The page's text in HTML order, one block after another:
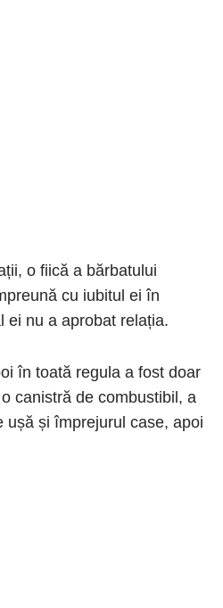
o fiică a bărbatului
cu iubitul ei în
ei nu a aprobat relația.
în toată regula a fost doar
canistră de combustibil, a
ușă și împrejurul case, apoi